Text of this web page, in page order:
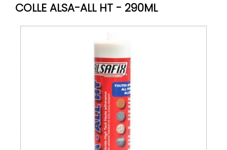
COLLE ALSA-ALL HT - 290ML